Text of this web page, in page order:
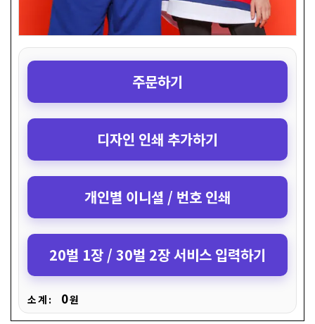
주문하기
디자인 인쇄 추가하기
개인별 이니셜 / 번호 인쇄
20벌 1장 / 30벌 2장 서비스 입력하기
소 계 : 0원